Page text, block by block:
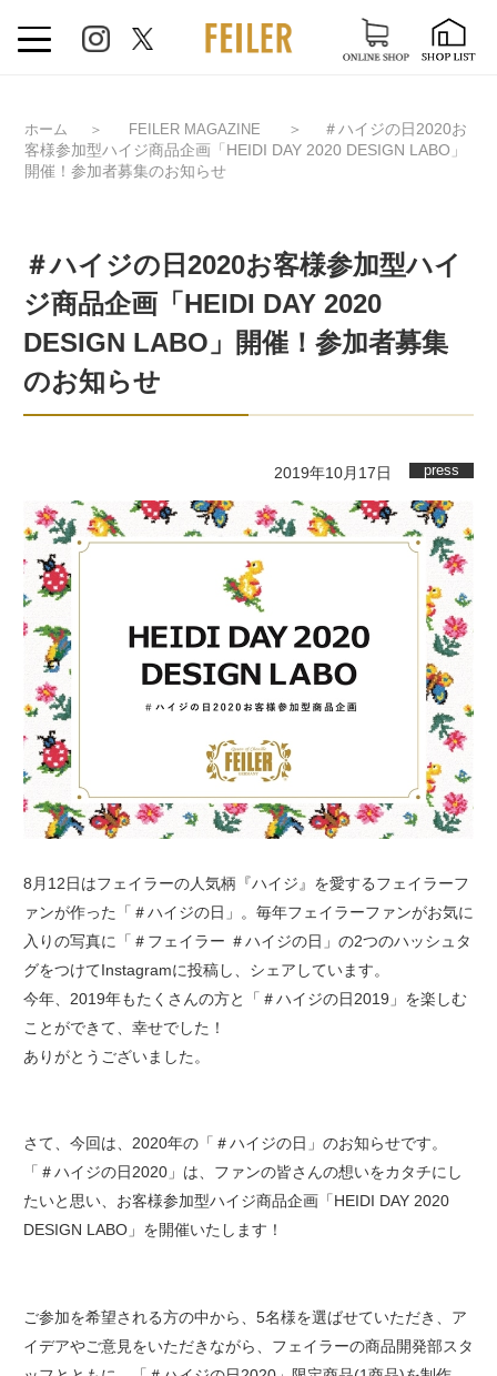
ホーム ＞ FEILER MAGAZINE ＞
＃ハイジの日2020お
客様参加型ハイジ商品企画「HEIDI DAY 2020 DESIGN LABO」
開催！参加者募集のお知らせ
＃ハイジの日2020お客様参加型ハイ
ジ商品企画「HEIDI DAY 2020
DESIGN LABO」開催！参加者募集
のお知らせ
2019年10月17日 press
8月12日はフェイラーの人気柄『ハイジ』を愛するフェイラーフ
ァンが作った「＃ハイジの日」。毎年フェイラーファンがお気に
入りの写真に「＃フェイラー ＃ハイジの日」の2つのハッシュタ
グをつけてInstagramに投稿し、シェアしています。
今年、2019年もたくさんの方と「＃ハイジの日2019」を楽しむ
ことができて、幸せでした！
ありがとうございました。
さて、今回は、2020年の「＃ハイジの日」のお知らせです。
「＃ハイジの日2020」は、ファンの皆さんの想いをカタチにし
たいと思い、お客様参加型ハイジ商品企画「HEIDI DAY 2020
DESIGN LABO」を開催いたします！
ご参加を希望される方の中から、5名様を選ばせていただき、ア
イデアやご意見をいただきながら、フェイラーの商品開発部スタ